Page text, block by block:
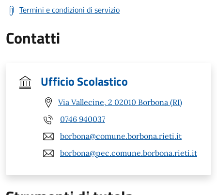
Termini e condizioni di servizio
Contatti
Ufficio Scolastico
Via Vallecine, 2 02010 Borbona (RI)
0746 940037
borbona@comune.borbona.rieti.it
borbona@pec.comune.borbona.rieti.it